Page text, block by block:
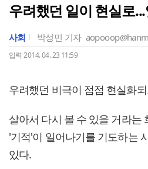
우려했던 일이 현실로
사회 박성민 기자
입력 2014. 04. 23 11:59
우려했던 비극이 점점 현실화
살아서 다시 볼 수 있을 거라는
'기적'이 일어나기를 기도하는
있다.